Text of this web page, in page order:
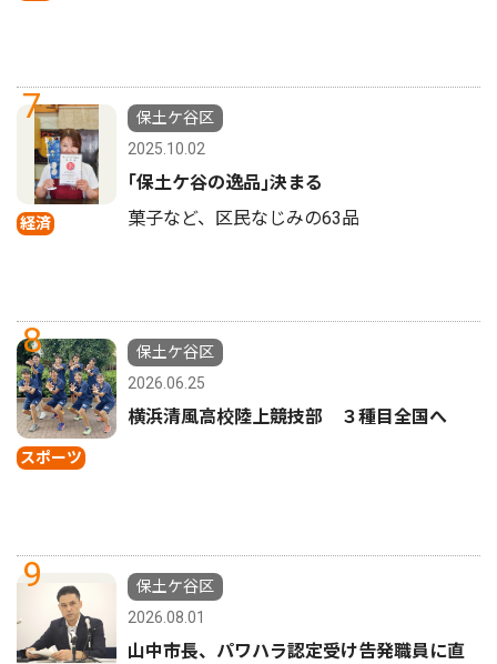
7
経済
保土ケ谷区
2025.10.02
｢保土ケ谷の逸品｣決まる
菓子など、区民なじみの63品
8
スポーツ
保土ケ谷区
2026.06.25
横浜清風高校陸上競技部 ３種目全国へ
9
保土ケ谷区
2026.08.01
山中市長、パワハラ認定受け告発職員に直